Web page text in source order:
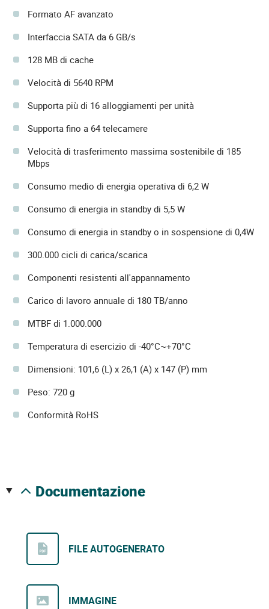
Formato AF avanzato
Interfaccia SATA da 6 GB/s
128 MB di cache
Velocità di 5640 RPM
Supporta più di 16 alloggiamenti per unità
Supporta fino a 64 telecamere
Velocità di trasferimento massima sostenibile di 185
Mbps
Consumo medio di energia operativa di 6,2 W
Consumo di energia in standby di 5,5 W
Consumo di energia in standby o in sospensione di 0,4W
300.000 cicli di carica/scarica
Componenti resistenti all'appannamento
Carico di lavoro annuale di 180 TB/anno
MTBF di 1.000.000
Temperatura di esercizio di -40°C~+70°C
Dimensioni: 101,6 (L) x 26,1 (A) x 147 (P) mm
Peso: 720 g
Conformità RoHS
documentazione
FILE AUTOGENERATO
IMMAGINE